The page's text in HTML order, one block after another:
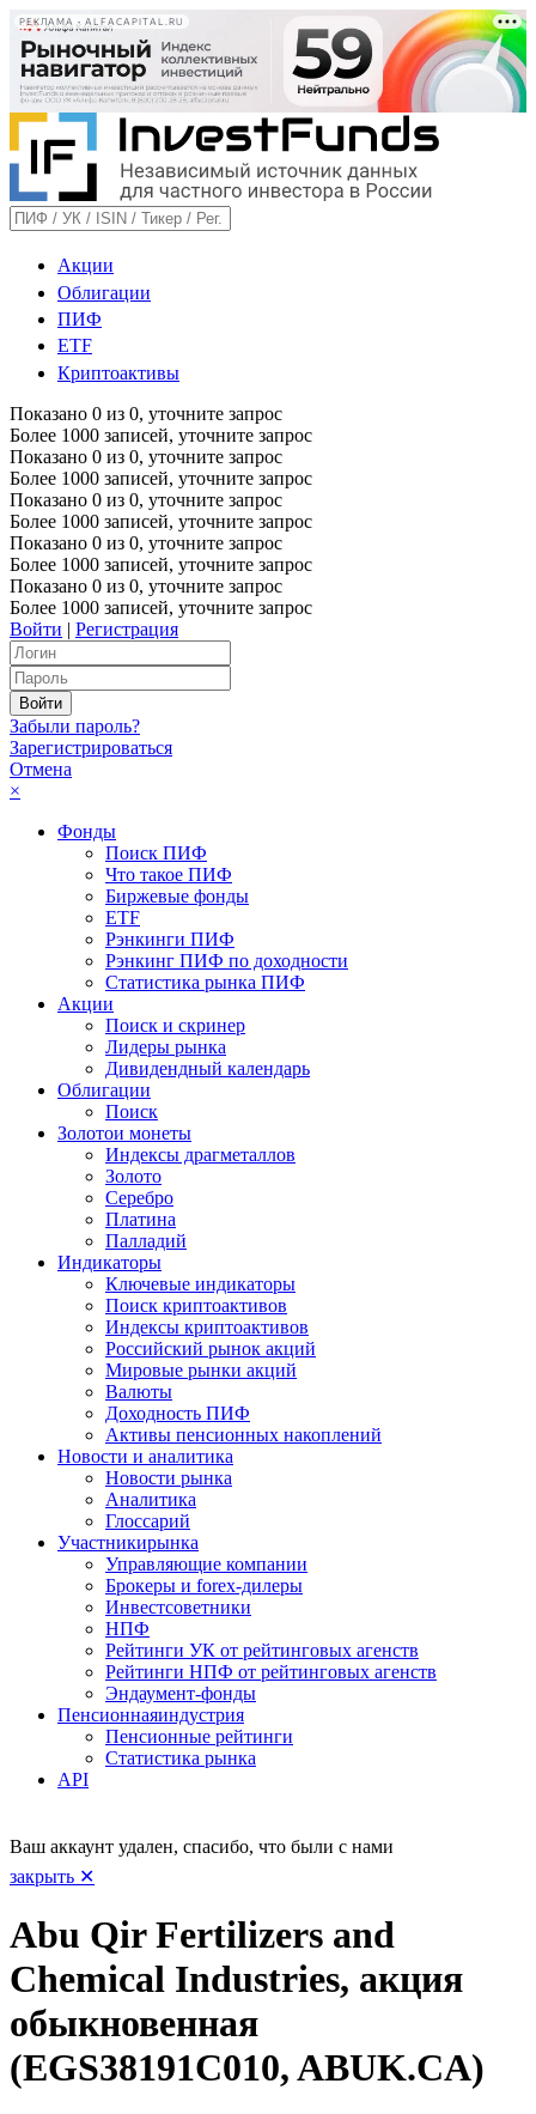
РЕКЛАМА • ALFACAPITAL.RU
Акции
Облигации
ПИФ
ETF
Криптоактивы
Показано 0 из 0, уточните запрос
Более 1000 записей, уточните запрос
Показано 0 из 0, уточните запрос
Более 1000 записей, уточните запрос
Показано 0 из 0, уточните запрос
Более 1000 записей, уточните запрос
Показано 0 из 0, уточните запрос
Более 1000 записей, уточните запрос
Показано 0 из 0, уточните запрос
Более 1000 записей, уточните запрос
Войти | Регистрация
Забыли пароль?
Зарегистрироваться
Отмена
×
Фонды
Поиск ПИФ
Что такое ПИФ
Биржевые фонды
ETF
Рэнкинги ПИФ
Рэнкинг ПИФ по доходности
Статистика рынка ПИФ
Акции
Поиск и скринер
Лидеры рынка
Дивидендный календарь
Облигации
Поиск
Золотои монеты
Индексы драгметаллов
Золото
Серебро
Платина
Палладий
Индикаторы
Ключевые индикаторы
Поиск криптоактивов
Индексы криптоактивов
Российский рынок акций
Мировые рынки акций
Валюты
Доходность ПИФ
Активы пенсионных накоплений
Новости и аналитика
Новости рынка
Аналитика
Глоссарий
Участникирынка
Управляющие компании
Брокеры и forex-дилеры
Инвестсоветники
НПФ
Рейтинги УК от рейтинговых агенств
Рейтинги НПФ от рейтинговых агенств
Эндаумент-фонды
Пенсионнаяиндустрия
Пенсионные рейтинги
Статистика рынка
API
Ваш аккаунт удален, спасибо, что были с нами
закрыть ✕
Abu Qir Fertilizers and
Chemical Industries, акция
обыкновенная
(EGS38191C010, ABUK.CA)